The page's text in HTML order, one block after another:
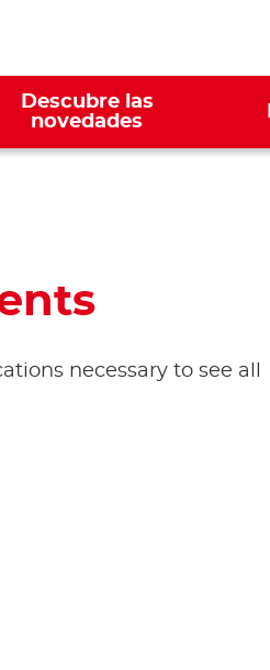
Descubre las
novedades
necessary to see all